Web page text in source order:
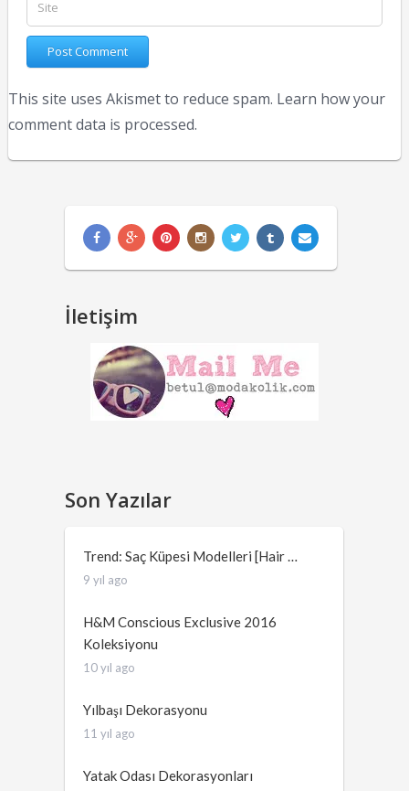
This site uses Akismet to reduce spam. Learn how your
comment data is processed.
İletişim
Son Yazılar
Trend: Saç Küpesi Modelleri [Hair …
9 yıl ago
H&M Conscious Exclusive 2016
Koleksiyonu
10 yıl ago
Yılbaşı Dekorasyonu
11 yıl ago
Yatak Odası Dekorasyonları